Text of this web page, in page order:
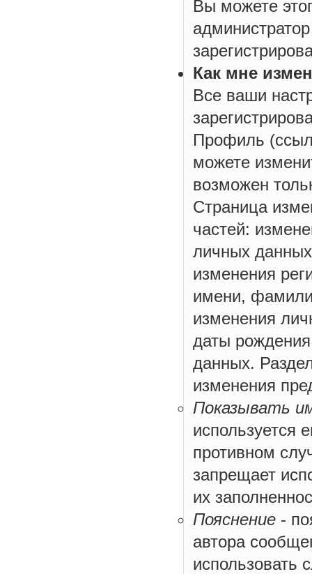
Вы можете
Как мне
Все ваши
Профиль
можете
возможен
Страница
частей:
личных
изменения
имени,
изменения
даты
данных.
изменения
Показывать
используется
противном
запрещает
их
Пояснение -
автора
использовать